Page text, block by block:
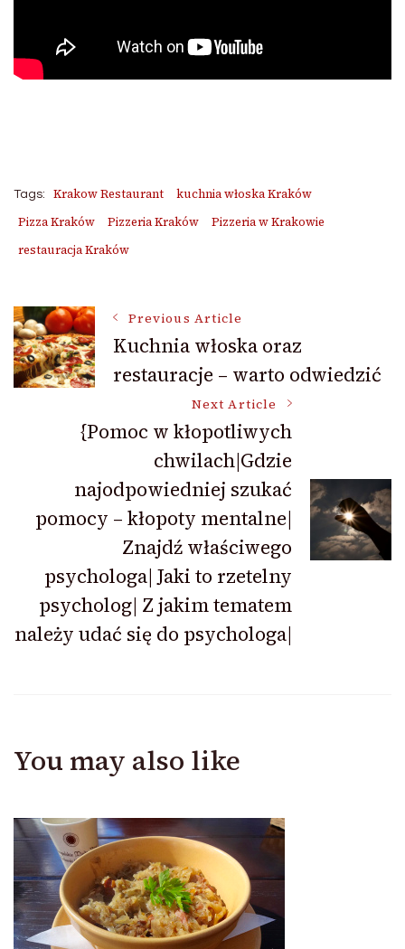
Tags: Krakow Restaurant
kuchnia włoska Kraków
Pizza Kraków
Pizzeria Kraków
Pizzeria w Krakowie
restauracja Kraków
Post
Navigation
Previous Article
Kuchnia włoska oraz
restauracje – warto odwiedzić
Next Article
{Pomoc w kłopotliwych
chwilach|Gdzie
najodpowiedniej szukać
pomocy – kłopoty mentalne|
Znajdź właściwego
psychologa| Jaki to rzetelny
psycholog| Z jakim tematem
należy udać się do psychologa|
You may also like